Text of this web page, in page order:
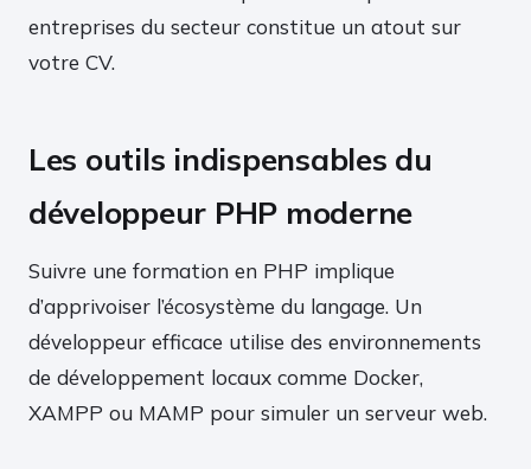
entreprises du secteur constitue un atout sur
votre CV.
Les outils indispensables du
développeur PHP moderne
Suivre une formation en PHP implique
d’apprivoiser l’écosystème du langage. Un
développeur efficace utilise des environnements
de développement locaux comme Docker,
XAMPP ou MAMP pour simuler un serveur web.